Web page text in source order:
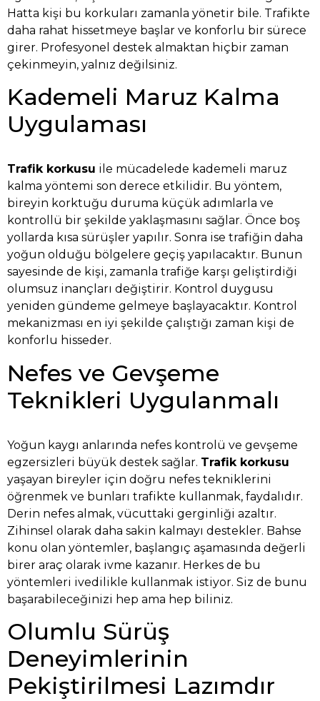
Hatta kişi bu korkuları zamanla yönetir bile. Trafikte
daha rahat hissetmeye başlar ve konforlu bir sürece
girer. Profesyonel destek almaktan hiçbir zaman
çekinmeyin, yalnız değilsiniz.
Kademeli Maruz Kalma
Uygulaması
Trafik korkusu ile mücadelede kademeli maruz
kalma yöntemi son derece etkilidir. Bu yöntem,
bireyin korktuğu duruma küçük adımlarla ve
kontrollü bir şekilde yaklaşmasını sağlar. Önce boş
yollarda kısa sürüşler yapılır. Sonra ise trafiğin daha
yoğun olduğu bölgelere geçiş yapılacaktır. Bunun
sayesinde de kişi, zamanla trafiğe karşı geliştirdiği
olumsuz inançları değiştirir. Kontrol duygusu
yeniden gündeme gelmeye başlayacaktır. Kontrol
mekanizması en iyi şekilde çalıştığı zaman kişi de
konforlu hisseder.
Nefes ve Gevşeme
Teknikleri Uygulanmalı
Yoğun kaygı anlarında nefes kontrolü ve gevşeme
egzersizleri büyük destek sağlar. Trafik korkusu
yaşayan bireyler için doğru nefes tekniklerini
öğrenmek ve bunları trafikte kullanmak, faydalıdır.
Derin nefes almak, vücuttaki gerginliği azaltır.
Zihinsel olarak daha sakin kalmayı destekler. Bahse
konu olan yöntemler, başlangıç aşamasında değerli
birer araç olarak ivme kazanır. Herkes de bu
yöntemleri ivedilikle kullanmak istiyor. Siz de bunu
başarabileceğinizi hep ama hep biliniz.
Olumlu Sürüş
Deneyimlerinin
Pekiştirilmesi Lazımdır